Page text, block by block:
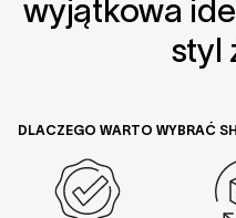
wyjątkowa
styl
DLACZEGO WARTO WYBRAĆ